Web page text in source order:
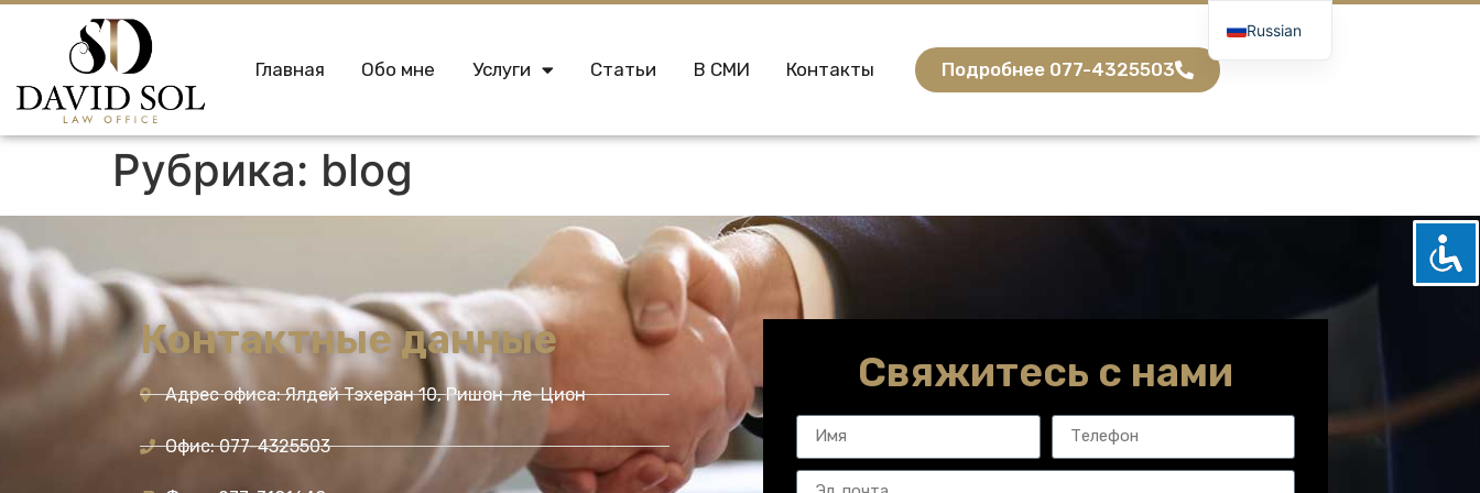
Главная Обо мне Услуги Статьи В СМИ Контакты Подробнее 077-4325503
Рубрика: blog
Контактные данные
Адрес офиса: Ялдей Тэхеран 10, Ришон-ле-Цион
Офис: 077-4325503
Свяжитесь с нами
Russian